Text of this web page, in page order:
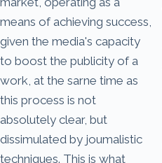
means of achieving success,
given the media's capacity
to boost the publicity of a
work, at the sarne time as
this process is not
absolutely clear, but
dissimulated by joumalistic
techniques. This is what